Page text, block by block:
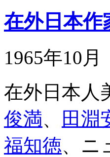
在外日本作
1965年10月
在外日本人
俊満、 田淵
福知徳、ニ